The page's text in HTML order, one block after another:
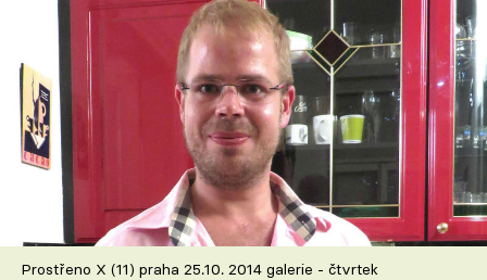
Témata
Recepty
Články
TV Program
Škola vaření
Prostřeno X (11) praha 25.10. 2014 galerie - čtvrtek